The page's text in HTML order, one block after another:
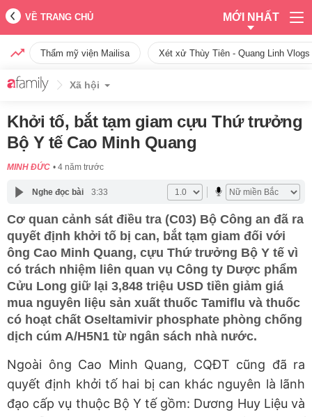
VỀ TRANG CHỦ MỚI NHẤT
Thẩm mỹ viện Mailisa Xét xử Thùy Tiên - Quang Linh
Xã hội
Khởi tố, bắt tạm giam cựu Thứ trưởng
Bộ Y tế Cao Minh Quang
MINH ĐỨC 4 năm trước
Nghe đọc bài 3:33
Cơ quan cảnh sát điều tra (C03) Bộ Công an đã ra
quyết định khởi tố bị can, bắt tạm giam đối với
ông Cao Minh Quang, cựu Thứ trưởng Bộ Y tế vì
có trách nhiệm liên quan vụ Công ty Dược phẩm
Cửu Long giữ lại 3,848 triệu USD tiền giảm giá
mua nguyên liệu sản xuất thuốc Tamiflu và thuốc
có hoạt chất Oseltamivir phosphate phòng chống
dịch cúm A/H5N1 từ ngân sách nhà nước.
Ngoài ông Cao Minh Quang, CQĐT cũng đã ra
quyết định khởi tố hai bị can khác nguyên là lãnh
đạo cấp vụ thuộc Bộ Y tế gồm: Dương Huy Liệu và